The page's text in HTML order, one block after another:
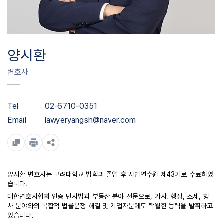
양시환
변호사
Tel
02-6710-0351
Email
lawyeryangsh@naver.com
양시환 변호사는 고려대학교 법학과 졸업 후 사법연수원 제43기로 수료하였
습니다.
대한변호사협회 인증 민사법과 부동산 분야 전문으로, 가사, 행정, 조세, 형
사 분야와의 복합적 법률분쟁 해결 및 기업자문에도 탁월한 능력을 발휘하고
있습니다.